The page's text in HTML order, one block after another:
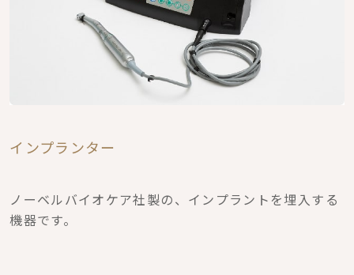
インプランター
ノーベルバイオケア社製の、インプラントを埋入する
機器です。